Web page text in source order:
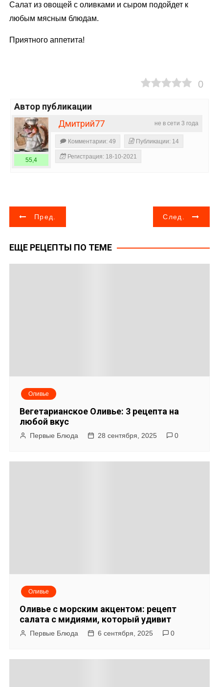
Салат из овощей с оливками и сыром подойдет к
любым мясным блюдам.
Приятного аппетита!
0
Автор публикации
не в сети 3 года
Дмитрий77
55,4
Комментарии: 49 Публикации: 14
Регистрация: 18-10-2021
Н
в
м
Пред. След.
ЕЩЕ РЕЦЕПТЫ ПО ТЕМЕ
Оливье
Вегетарианское Оливье: 3 рецепта на
любой вкус
Первые Блюда 28 сентября, 2025 0
Оливье
Оливье с морским акцентом: рецепт
салата с мидиями, который удивит
Первые Блюда 6 сентября, 2025 0